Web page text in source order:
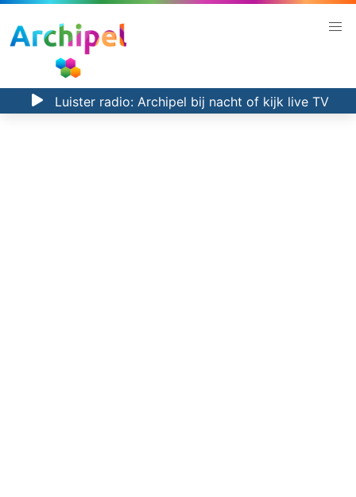
Luister radio: Archipel bij nacht of kijk live TV